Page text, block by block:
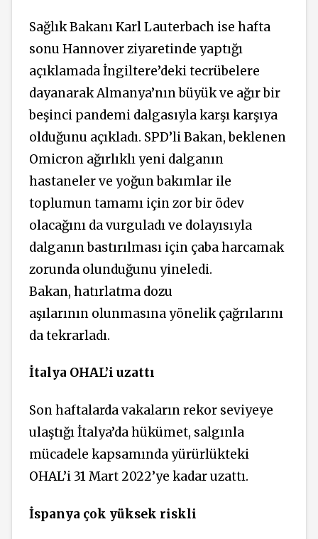
Sağlık Bakanı Karl Lauterbach ise hafta
sonu Hannover ziyaretinde yaptığı
açıklamada İngiltere’deki tecrübelere
dayanarak Almanya’nın büyük ve ağır bir
beşinci pandemi dalgasıyla karşı karşıya
olduğunu açıkladı. SPD’li Bakan, beklenen
Omicron ağırlıklı yeni dalganın
hastaneler ve yoğun bakımlar ile
toplumun tamamı için zor bir ödev
olacağını da vurguladı ve dolayısıyla
dalganın bastırılması için çaba harcamak
zorunda olunduğunu yineledi.
Bakan, hatırlatma dozu
aşılarının olunmasına yönelik çağrılarını
da tekrarladı.
İtalya OHAL’i uzattı
Son haftalarda vakaların rekor seviyeye
ulaştığı İtalya’da hükümet, salgınla
mücadele kapsamında yürürlükteki
OHAL’i 31 Mart 2022’ye kadar uzattı.
İspanya çok yüksek riskli